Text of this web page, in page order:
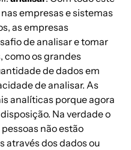
empresas e sistemas
as empresas
de analisar e tomar
como os grandes
de dados em
de analisar. As
analíticas porque agora
Na verdade o
não estão
através dos dados ou